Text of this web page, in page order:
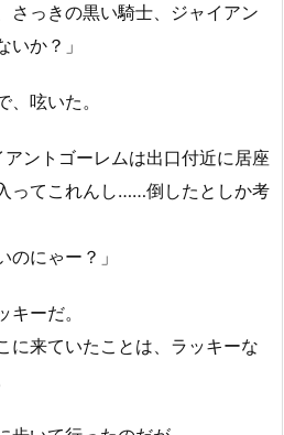
さっきの黒い騎士、ジャイアン
いか？」
呟いた。
ントゴーレムは出口付近に居座
ってこれんし……倒したとしか考
のにゃー？」
ーだ。
来ていたことは、ラッキーな